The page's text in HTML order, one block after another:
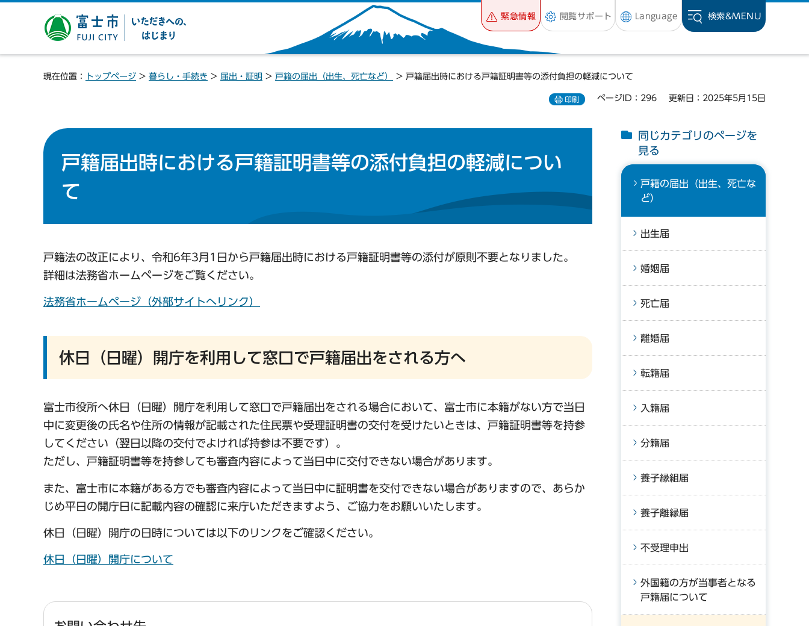
富士市 いただきへの、は
じまり
緊急情報 閲覧サポート Language 検索&MENU
現在位置： トップページ > 暮らし・手続き > 届出・証明 > 戸籍の届出（出生、死亡など） > 戸籍届出時における戸籍証明書等の添付負担の軽減について
印刷 ページID：296 更新日：2025年5月15日
戸籍届出時における戸籍証明書等の添付負担の軽減につい
て
戸籍法の改正により、令和6年3月1日から戸籍届出時における戸籍証明書等の添付が原則不要となりました。
詳細は法務省ホームページをご覧ください。
法務省ホームページ（外部サイトへリンク）
休日（日曜）開庁を利用して窓口で戸籍届出をされる方へ
富士市役所へ休日（日曜）開庁を利用して窓口で戸籍届出をされる場合において、富士市に本籍がない方で当日
中に変更後の氏名や住所の情報が記載された住民票や受理証明書の交付を受けたいときは、戸籍証明書等を持参
してください（翌日以降の交付でよければ持参は不要です）。
ただし、戸籍証明書等を持参しても審査内容によって当日中に交付できない場合があります。
また、富士市に本籍がある方でも審査内容によって当日中に証明書を交付できない場合がありますので、あらか
じめ平日の開庁日に記載内容の確認に来庁いただきますよう、ご協力をお願いいたします。
休日（日曜）開庁の日時については以下のリンクをご確認ください。
休日（日曜）開庁について
同じカテゴリのページを
見る
戸籍の届出（出生、死亡な
ど）
出生届
婚姻届
死亡届
離婚届
転籍届
入籍届
分籍届
養子縁組届
養子離縁届
不受理申出
外国籍の方が当事者となる
戸籍届について